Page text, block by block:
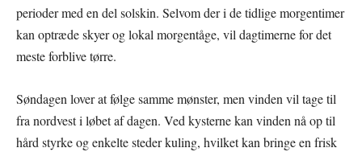
perioder med en del solskin. Selvom der i de tidlige morgentimer
kan optræde skyer og lokal morgentåge, vil dagtimerne for det
meste forblive tørre.
Søndagen lover at følge samme mønster, men vinden vil tage til
fra nordvest i løbet af dagen. Ved kysterne kan vinden nå op til
hård styrke og enkelte steder kuling, hvilket kan bringe en frisk